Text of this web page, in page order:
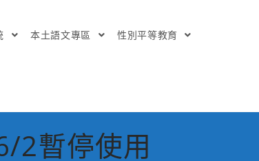
本土語文專區 性別平等教育
2暫停使用